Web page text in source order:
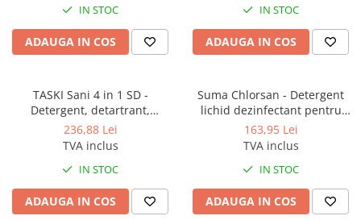
Dispensere rola prosop hartie
servetele faciale
Dozatoare sapun lichid
Uscatoare de maini si par
Uscatoare de par
Produse ingrijire personala
IN STOC
ADAUGA IN COS
IN STOC
ADAUGA IN COS
TASKI Sani 4 in 1 SD -
Detergent, detartrant,
dezinfectant , dezodorizant
profesional concentrat pentru
236,88 Lei
TVA inclus
IN STOC
ADAUGA IN COS
Suma Chlorsan - Detergent
lichid dezinfectant pentru
suprafete 5L
163,95 Lei
TVA inclus
IN STOC
ADAUGA IN COS